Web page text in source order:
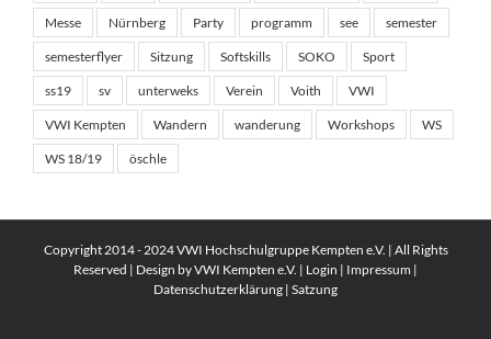
Messe Nürnberg Party programm see semester
semesterflyer Sitzung Softskills SOKO Sport
ss19 sv unterweks Verein Voith VWI
VWI Kempten Wandern wanderung Workshops WS
WS 18/19 öschle
Copyright 2014 - 2024 VWI Hochschulgruppe Kempten e.V. | All Rights
Reserved | Design by VWI Kempten e.V. | Login | Impressum |
Datenschutzerklärung | Satzung